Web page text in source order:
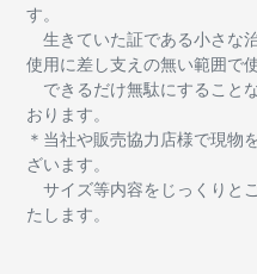
す。
生きていた証である小さな
使用に差し支えの無い範囲で
できるだけ無駄にすること
おります。
＊当社や販売協力店様で現物
ざいます。
サイズ等内容をじっくりと
たします。